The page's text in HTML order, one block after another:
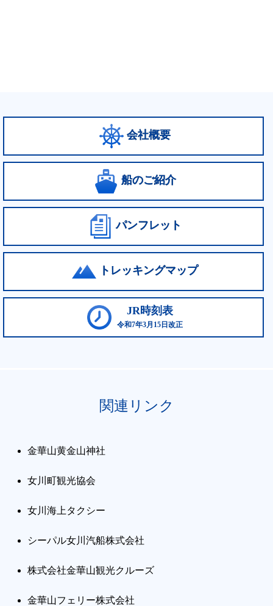
会社概要
船のご紹介
パンフレット
トレッキングマップ
JR時刻表
令和7年3月15日改正
関連リンク
金華山黄金山神社
女川町観光協会
女川海上タクシー
シーパル女川汽船株式会社
株式会社金華山観光クルーズ
金華山フェリー株式会社